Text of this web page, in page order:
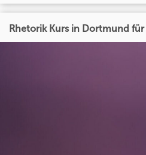
Rhetorik Kurs in Dortmund